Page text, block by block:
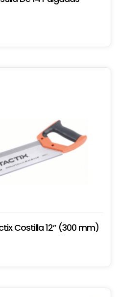
Costilla 12” (300 mm)